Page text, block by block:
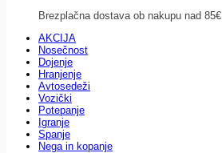
Brezplačna dostava ob nakupu nad 85€
AKCIJA
Nosečnost
Dojenje
Hranjenje
Avtosedeži
Vozički
Potepanje
Igranje
Spanje
Nega in kopanje